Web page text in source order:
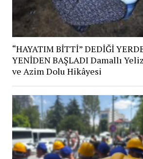
“HAYATIM BİTTİ” DEDİĞİ
YENİDEN BAŞLADI Damallı
ve Azim Dolu Hikâyesi